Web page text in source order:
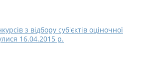
з відбору суб'єктів оціночної
16.04.2015 р.